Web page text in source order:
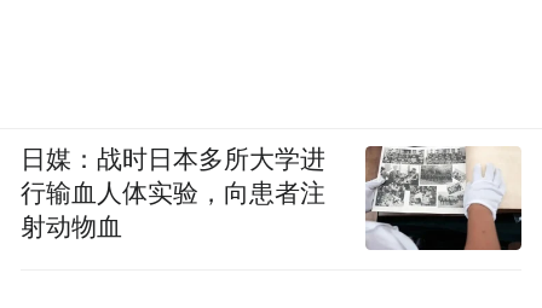
日媒：战时日本多所大学进
行输血人体实验，向患者注
射动物血